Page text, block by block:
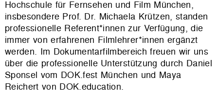
Hochschule für Fernsehen und Film München,
insbesondere Prof. Dr. Michaela Krützen, standen
professionelle Referent*innen zur Verfügung, die
immer von erfahrenen Filmlehrer*innen ergänzt
werden. Im Dokumentarfilmbereich freuen wir uns
über die professionelle Unterstützung durch Daniel
Sponsel vom DOK.fest München und Maya
Reichert von DOK.education.